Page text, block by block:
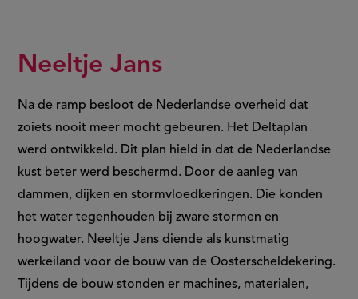
Neeltje Jans
Na de ramp besloot de Nederlandse overheid dat
zoiets nooit meer mocht gebeuren. Het Deltaplan
werd ontwikkeld. Dit plan hield in dat de Nederlandse
kust beter werd beschermd. Door de aanleg van
dammen, dijken en stormvloedkeringen. Die konden
het water tegenhouden bij zware stormen en
hoogwater. Neeltje Jans diende als kunstmatig
werkeiland voor de bouw van de Oosterscheldekering.
Tijdens de bouw stonden er machines, materialen,